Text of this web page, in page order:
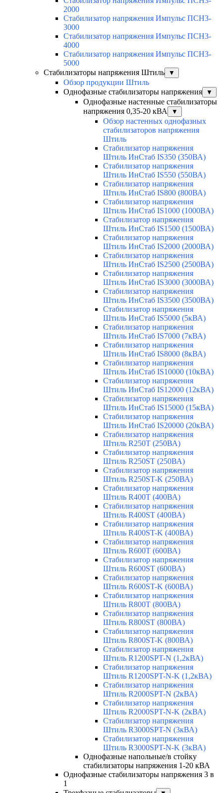
2000
Стабилизатор напряжения Импульс ПСН3-
3000
Стабилизатор напряжения Импульс ПСН3-
4000
Стабилизатор напряжения Импульс ПСН3-
5000
Стабилизаторы напряжения Штиль
▼
Обзор продукции Штиль
Однофазные стабилизаторы напряжения
▼
Однофазные настенные стабилизаторы
напряжения 0,35-20 кВА
▼
Обзор настенных однофазных
стабилизаторов напряжения
Штиль
Стабилизатор напряжения
Штиль ИнСтаб IS350 (350ВА)
Стабилизатор напряжения
Штиль ИнСтаб IS550 (550ВА)
Стабилизатор напряжения
Штиль ИнСтаб IS800 (800ВА)
Стабилизатор напряжения
Штиль ИнСтаб IS1000 (1000ВА)
Стабилизатор напряжения
Штиль ИнСтаб IS1500 (1500ВА)
Стабилизатор напряжения
Штиль ИнСтаб IS2000 (2000ВА)
Стабилизатор напряжения
Штиль ИнСтаб IS2500 (2500ВА)
Стабилизатор напряжения
Штиль ИнСтаб IS3000 (3000ВА)
Стабилизатор напряжения
Штиль ИнСтаб IS3500 (3500ВА)
Стабилизатор напряжения
Штиль ИнСтаб IS5000 (5кВА)
Стабилизатор напряжения
Штиль ИнСтаб IS7000 (7кВА)
Стабилизатор напряжения
Штиль ИнСтаб IS8000 (8кВА)
Стабилизатор напряжения
Штиль ИнСтаб IS10000 (10кВА)
Стабилизатор напряжения
Штиль ИнСтаб IS12000 (12кВА)
Стабилизатор напряжения
Штиль ИнСтаб IS15000 (15кВА)
Стабилизатор напряжения
Штиль ИнСтаб IS20000 (20кВА)
Стабилизатор напряжения
Штиль R250T (250ВА)
Стабилизатор напряжения
Штиль R250ST (250ВА)
Стабилизатор напряжения
Штиль R250ST-K (250ВА)
Стабилизатор напряжения
Штиль R400T (400ВА)
Стабилизатор напряжения
Штиль R400ST (400ВА)
Стабилизатор напряжения
Штиль R400ST-K (400ВА)
Стабилизатор напряжения
Штиль R600T (600ВА)
Стабилизатор напряжения
Штиль R600ST (600ВА)
Стабилизатор напряжения
Штиль R600ST-K (600ВА)
Стабилизатор напряжения
Штиль R800T (800ВА)
Стабилизатор напряжения
Штиль R800ST (800ВА)
Стабилизатор напряжения
Штиль R800ST-K (800ВА)
Стабилизатор напряжения
Штиль R1200SPT-N (1,2кВА)
Стабилизатор напряжения
Штиль R1200SPT-N-K (1,2кВА)
Стабилизатор напряжения
Штиль R2000SPT-N (2кВА)
Стабилизатор напряжения
Штиль R2000SPT-N-K (2кВА)
Стабилизатор напряжения
Штиль R3000SPT-N (3кВА)
Стабилизатор напряжения
Штиль R3000SPT-N-K (3кВА)
Однофазные напольные/в стойку
стабилизаторы напряжения 1-20 кВА
Однофазные стабилизаторы напряжения 3 в
1